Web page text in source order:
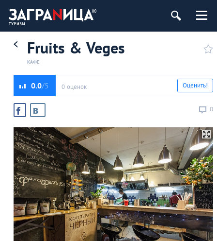
Fruits & Veges
КАФЕ
0.0 0 оценок
0
Оценить!